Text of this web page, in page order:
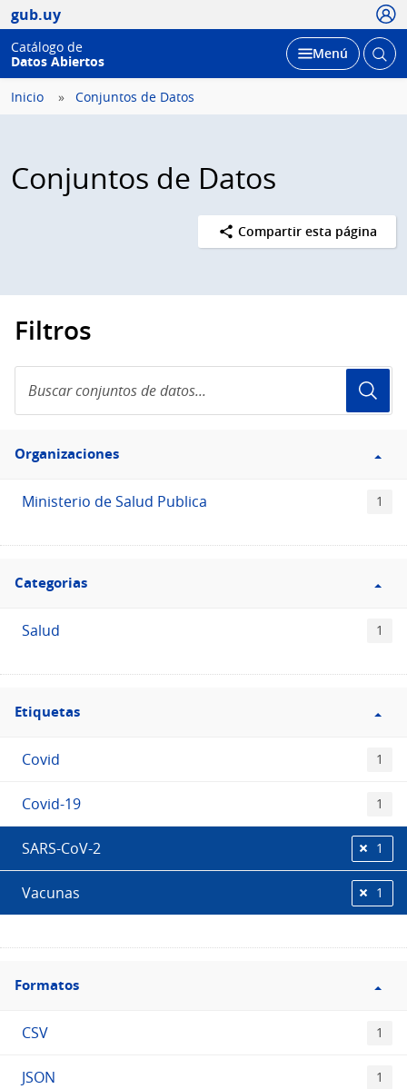
gub.uy
Catálogo de
Datos Abiertos
Desplegar
Menú Abrir
Inicio Conjuntos de Datos
Conjuntos de Datos
Compartir esta página
Filtros
conjuntos
de
Filtro
Organizaciones
Organizaciones
Ministerio de Salud Publica 1
Filtro
Categorias
Categorias
Salud 1
Filtro
Etiquetas
Etiquetas
Covid 1
Covid-19 1
SARS-CoV-2 1
Vacunas 1
Filtro
Formatos
Formatos
CSV 1
JSON 1